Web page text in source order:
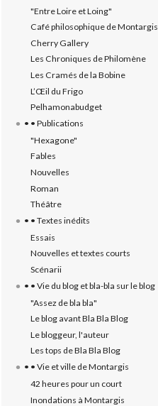
"Entre Loire et Loing"
Café philosophique de Montargis
Cherry Gallery
Les Chroniques de Philomène
Les Cramés de la Bobine
L’‎Œil du Frigo
Pelhamonabudget
• • Publications
"Hexagone"
Fables
Nouvelles
Roman
Théâtre
• • Textes inédits
Essais
Nouvelles et textes courts
Scénarii
• • Vie du blog et bla-bla sur le blog
"Assez de bla bla"
Le blog avant Bla Bla Blog
Le bloggeur, l'auteur
Les tops de Bla Bla Blog
• • Vie et ville de Montargis
42 heures pour un court
Inondations à Montargis